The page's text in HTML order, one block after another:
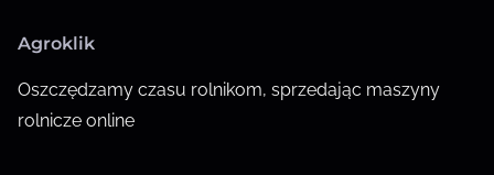
Agroklik
Oszczędzamy czasu rolnikom, sprzedając maszyny
rolnicze online